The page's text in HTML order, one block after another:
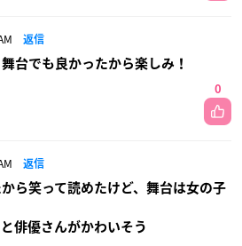
返信
台でも良かったから楽しみ！
0
返信
ら笑って読めたけど、舞台は女の子
俳優さんがかわいそう